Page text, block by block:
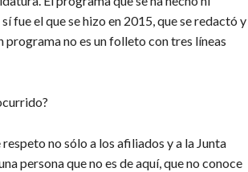
fue el que se hizo en 2015, que se redactó y
no es un folleto con tres líneas
no sólo a los afiliados y a la Junta
persona que no es de aquí, que no conoce